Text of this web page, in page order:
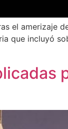
el amerizaje
que incluyó